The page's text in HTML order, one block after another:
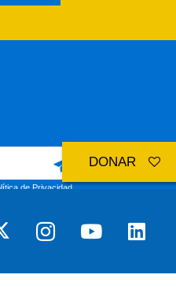
de Privacidad
DONAR